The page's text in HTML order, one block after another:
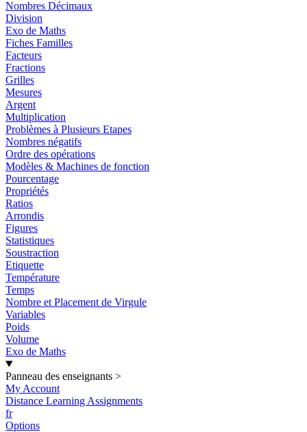
Nombres Décimaux
Division
Exo de Maths
Fiches Familles
Facteurs
Fractions
Grilles
Mesures
Argent
Multiplication
Problèmes à Plusieurs Etapes
Nombres négatifs
Ordre des opérations
Modèles & Machines de fonction
Pourcentage
Propriétés
Ratios
Arrondis
Figures
Statistiques
Soustraction
Etiquette
Température
Temps
Nombre et Placement de Virgule
Variables
Poids
Volume
Exo de Maths
Panneau des enseignants >
My Account
Distance Learning Assignments
fr
Options